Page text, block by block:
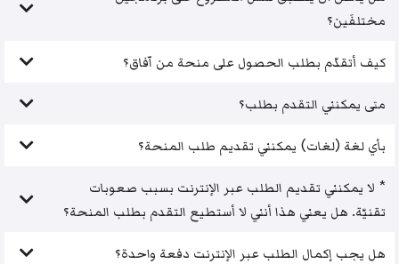
مختلفَين؟
كيف أتقدّم بطلب الحصول على منحة من آفاق؟
متى يمكنني التقدم بطلب؟
بأي لغة (لغات) يمكنني تقديم طلب المنحة؟
* لا يمكنني تقديم الطلب عبر الإنترنت بسبب صعوبات
تقنيّة. هل يعني هذا أنني لا أستطيع التقدم بطلب المنحة؟
هل يجب إكمال الطلب عبر الإنترنت دفعة واحدة؟